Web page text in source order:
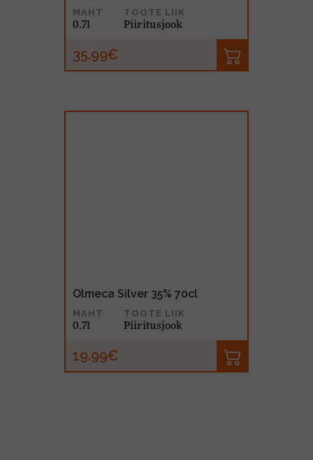
MAHT
0.7l
TOOTE LIIK
Piiritusjook
35.99€
Olmeca Silver 35% 70cl
MAHT
0.7l
TOOTE LIIK
Piiritusjook
19.99€